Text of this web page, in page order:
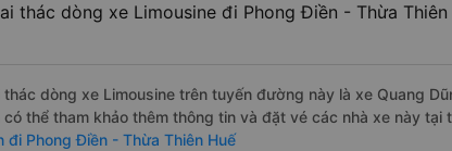
thác dòng xe Limousine đi Phong Điền - Thừa
dòng xe Limousine trên tuyến đường này là xe Quang
có thể tham khảo thêm thông tin và đặt vé các nhà xe này tại
đi Phong Điền - Thừa Thiên Huế